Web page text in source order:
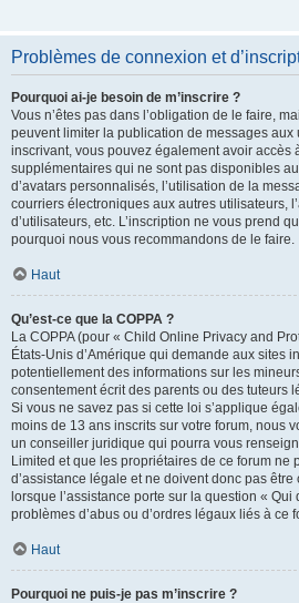
Problèmes de connexion et
Pourquoi ai-je besoin de m’inscrire ?
Vous n’êtes pas dans l’obligation de le faire,
peuvent limiter la publication de messages aux
inscrivant, vous pouvez également avoir accès
supplémentaires qui ne sont pas disponibles
d’avatars personnalisés, l’utilisation de la
courriers électroniques aux autres utilisateurs,
d’utilisateurs, etc. L’inscription ne vous prend
pourquoi nous vous recommandons de le faire.
Haut
Qu’est-ce que la COPPA ?
La COPPA (pour « Child Online Privacy and
États-Unis d’Amérique qui demande aux sites
potentiellement des informations sur les
consentement écrit des parents ou des tuteurs
Si vous ne savez pas si cette loi s’applique
moins de 13 ans inscrits sur votre forum, nous
un conseiller juridique qui pourra vous
Limited et que les propriétaires de ce forum ne
d’assistance légale et ne doivent donc pas
lorsque l’assistance porte sur la question «
problèmes d’abus ou d’ordres légaux liés à ce
Haut
Pourquoi ne puis-je pas m’inscrire ?